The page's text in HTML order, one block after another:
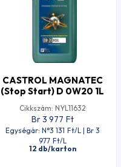
CASTROL MAGNATEC
(Stop Start) D 0W20 1L
Cikkszám: NYL11632
Br 3 977 Ft
Egységár: N°3 131 Ft/L | Br 3
977 Ft/L
12 db/karton